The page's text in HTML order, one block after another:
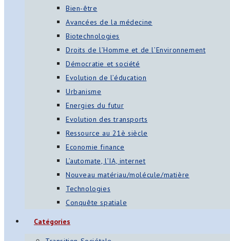
Bien-être
Avancées de la médecine
Biotechnologies
Droits de l’Homme et de l’Environnement
Démocratie et société
Evolution de l’éducation
Urbanisme
Energies du futur
Evolution des transports
Ressource au 21è siècle
Economie finance
L’automate, l’IA, internet
Nouveau matériau/molécule/matière
Technologies
Conquête spatiale
Catégories